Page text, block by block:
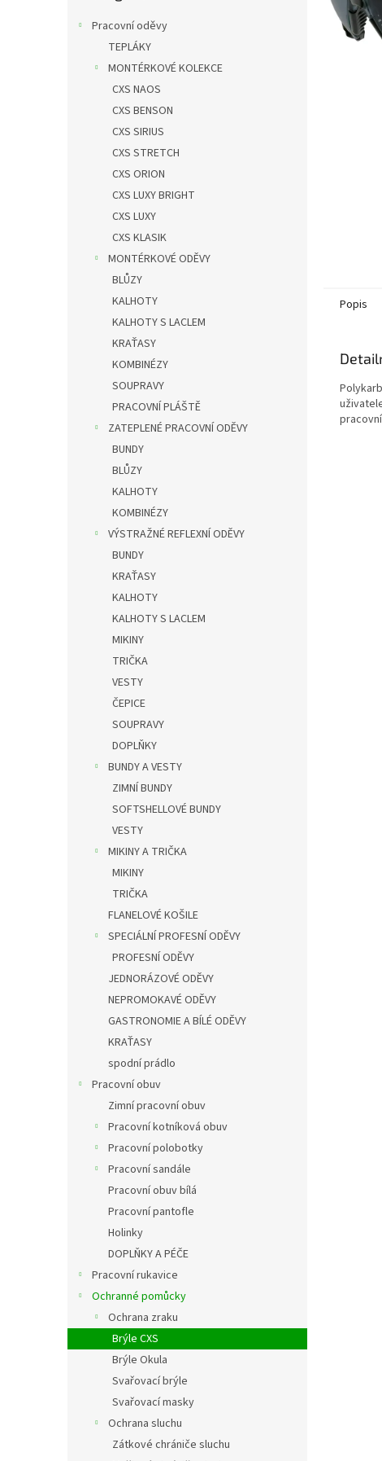
Pracovní oděvy
TEPLÁKY
MONTÉRKOVÉ KOLEKCE
CXS NAOS
CXS BENSON
CXS SIRIUS
CXS STRETCH
CXS ORION
CXS LUXY BRIGHT
CXS LUXY
CXS KLASIK
MONTÉRKOVÉ ODĚVY
BLŮZY
KALHOTY
KALHOTY S LACLEM
KRAŤASY
KOMBINÉZY
SOUPRAVY
PRACOVNÍ PLÁŠTĚ
ZATEPLENÉ PRACOVNÍ ODĚVY
BUNDY
BLŮZY
KALHOTY
KOMBINÉZY
VÝSTRAŽNÉ REFLEXNÍ ODĚVY
BUNDY
KRAŤASY
KALHOTY
KALHOTY S LACLEM
MIKINY
TRIČKA
VESTY
ČEPICE
SOUPRAVY
DOPLŇKY
BUNDY A VESTY
ZIMNÍ BUNDY
SOFTSHELLOVÉ BUNDY
VESTY
MIKINY A TRIČKA
MIKINY
TRIČKA
FLANELOVÉ KOŠILE
SPECIÁLNÍ PROFESNÍ ODĚVY
PROFESNÍ ODĚVY
JEDNORÁZOVÉ ODĚVY
NEPROMOKAVÉ ODĚVY
GASTRONOMIE A BÍLÉ ODĚVY
KRAŤASY
spodní prádlo
Pracovní obuv
Zimní pracovní obuv
Pracovní kotníková obuv
Pracovní polobotky
Pracovní sandále
Pracovní obuv bílá
Pracovní pantofle
Holinky
DOPLŇKY A PÉČE
Pracovní rukavice
Ochranné pomůcky
Ochrana zraku
Brýle CXS
Brýle Okula
Svařovací brýle
Svařovací masky
Ochrana sluchu
Zátkové chrániče sluchu
Popis